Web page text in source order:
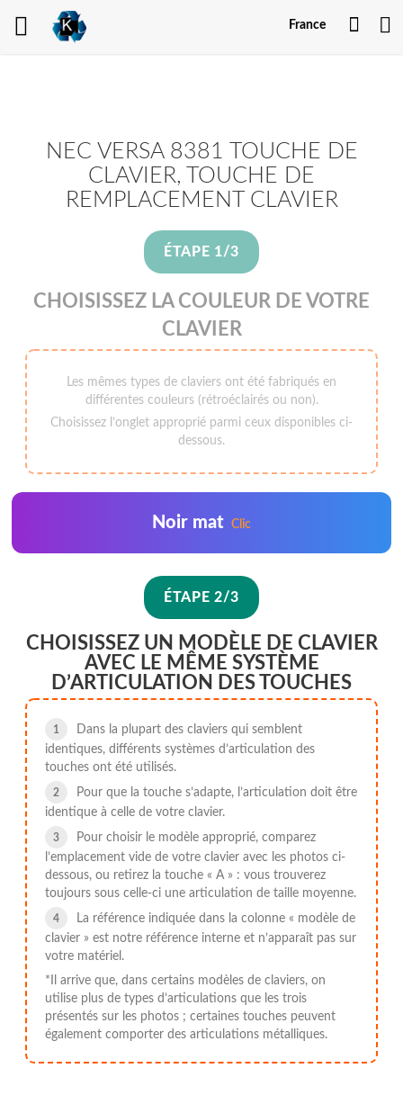
France
Mon
NEC VERSA 8381 TOUCHE DE
CLAVIER, TOUCHE DE
REMPLACEMENT CLAVIER
ÉTAPE 1/3
CHOISISSEZ LA COULEUR DE VOTRE
CLAVIER
Les mêmes types de claviers ont été fabriqués en
différentes couleurs (rétroéclairés ou non).
Choisissez l’onglet approprié parmi ceux disponibles ci-
dessous.
Noir mat Clic
ÉTAPE 2/3
CHOISISSEZ UN MODÈLE DE CLAVIER
AVEC LE MÊME SYSTÈME
D’ARTICULATION DES TOUCHES
Dans la plupart des claviers qui semblent
identiques, différents systèmes d’articulation des
touches ont été utilisés.
Pour que la touche s’adapte, l’articulation doit être
identique à celle de votre clavier.
Pour choisir le modèle approprié, comparez
l’emplacement vide de votre clavier avec les photos ci-
dessous, ou retirez la touche « A » : vous trouverez
toujours sous celle-ci une articulation de taille moyenne.
La référence indiquée dans la colonne « modèle de
clavier » est notre référence interne et n’apparaît pas sur
votre matériel.
*Il arrive que, dans certains modèles de claviers, on
utilise plus de types d’articulations que les trois
présentés sur les photos ; certaines touches peuvent
également comporter des articulations métalliques.